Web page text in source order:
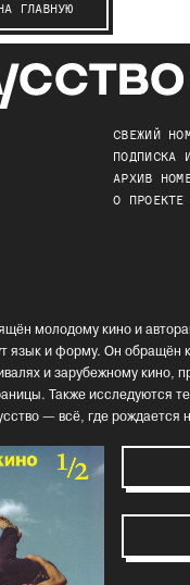
ГЛАВНУЮ
СВЕЖИЙ
ПОДПИСКА
АРХИВ
О ПРОЕКТЕ
молодому кино и
язык и форму. Он обращён
и зарубежному кино,
Также исследуются
— всё, где рождается